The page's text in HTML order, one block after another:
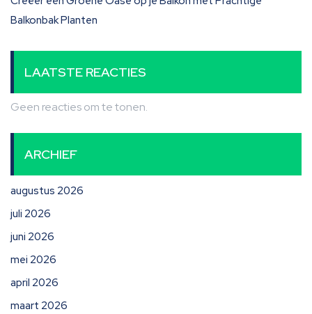
Balkonbak Planten
LAATSTE REACTIES
Geen reacties om te tonen.
ARCHIEF
augustus 2026
juli 2026
juni 2026
mei 2026
april 2026
maart 2026